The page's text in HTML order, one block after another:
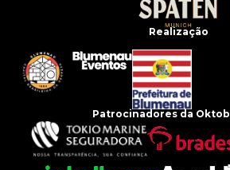
Realização
Patrocinadores da